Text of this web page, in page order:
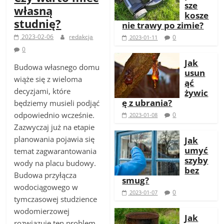
własną
studnię?
2023-02-06
redakcja
0
Budowa własnego domu
wiąże się z wieloma
decyzjami, które
będziemy musieli podjąć
odpowiednio wcześnie.
Zazwyczaj już na etapie
planowania pojawia się
temat zagwarantowania
wody na placu budowy.
Budowa przyłącza
wodociągowego w
tymczasowej studzience
wodomierzowej
sze
kosze
nie trawy po zimie?
2023-01-11 0
Jak
usun
ąć
żywic
ę z ubrania?
2023-01-08 0
Jak
umyć
szyby
bez
smug?
2023-01-07 0
Jak